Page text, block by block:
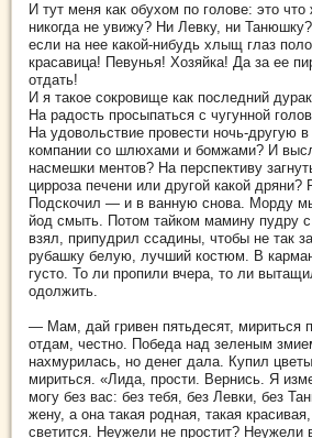
И тут меня как обухом по голове: это что
никогда не увижу? Ни Левку, ни
если на нее какой-нибудь хлыщ глаз
красавица! Певунья! Хозяйка! Да за ее
отдать!
И я такое сокровище как последний
На радость просыпаться с чугунной
На удовольствие провести ночь-другую в
компании со шлюхами и бомжами? И
насмешки ментов? На перспективу
цирроза печени или другой какой дряни?
Подскочил — и в ванную снова. Морду
йод смыть. Потом тайком мамину пудру
взял, припудрил ссадины, чтобы не так
рубашку белую, лучший костюм. В
густо. То ли пропили вчера, то ли
одолжить.
— Мам, дай гривен пятьдесят, мириться
отдам, честно. Победа над зеленым
нахмурилась, но денег дала. Купил
мириться. «Лида, прости. Вернись. Я
могу без вас: без тебя, без Левки, без
жену, а она такая родная, такая
светится. Неужели не простит? Неужели